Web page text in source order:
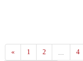
« 1 2 4